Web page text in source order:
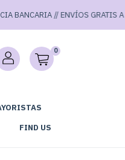
// ENVÍOS GRATIS A
0
FIND US